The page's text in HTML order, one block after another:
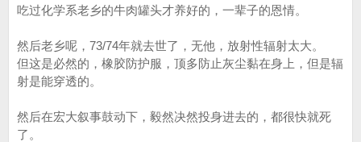
吃过化学系老乡的牛肉罐头才养好的，一辈子的恩情。
然后老乡呢，73/74年就去世了，无他，放射性辐射太大。
但这是必然的，橡胶防护服，顶多防止灰尘黏在身上，但是辐
射是能穿透的。
然后在宏大叙事鼓动下，毅然决然投身进去的，都很快就死
了。